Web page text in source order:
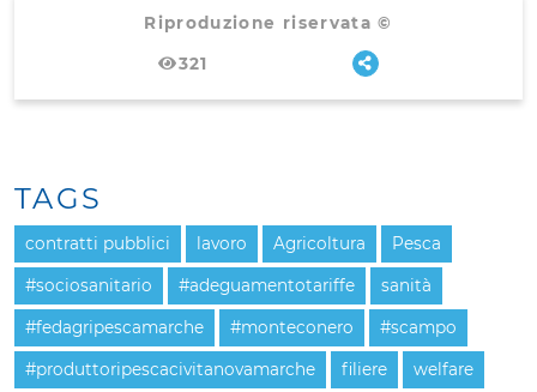
Riproduzione riservata ©
321
TAGS
contratti pubblici lavoro Agricoltura Pesca
#sociosanitario #adeguamentotariffe sanità
#fedagripescamarche #monteconero #scampo
#produttoripescacivitanovamarche filiere welfare